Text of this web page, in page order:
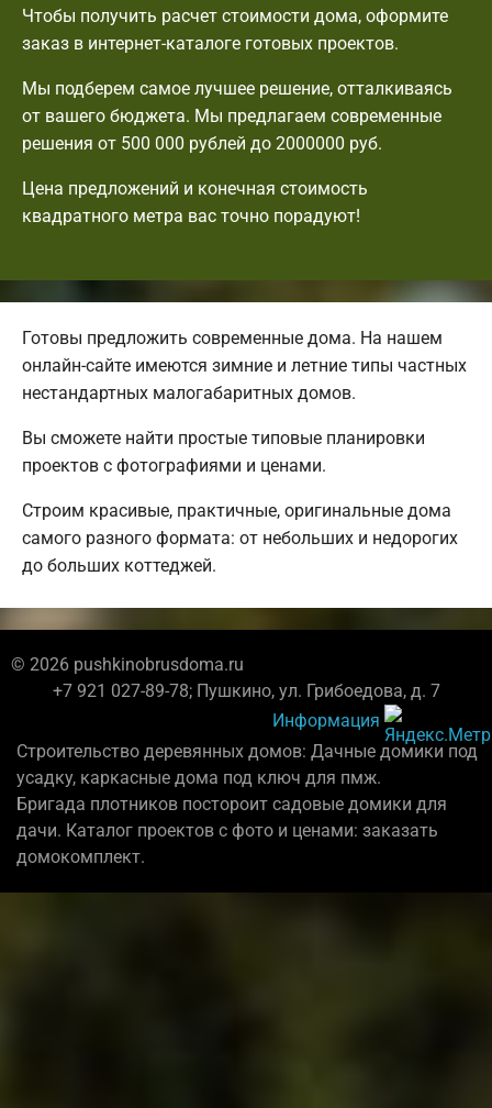
Чтобы получить расчет стоимости дома, оформите
заказ в интернет-каталоге готовых проектов.
Мы подберем самое лучшее решение, отталкиваясь
от вашего бюджета. Мы предлагаем современные
решения от 500 000 рублей до 2000000 руб.
Цена предложений и конечная стоимость
квадратного метра вас точно порадуют!
Готовы предложить современные дома. На нашем
онлайн-сайте имеются зимние и летние типы частных
нестандартных малогабаритных домов.
Вы сможете найти простые типовые планировки
проектов с фотографиями и ценами.
Строим красивые, практичные, оригинальные дома
самого разного формата: от небольших и недорогих
до больших коттеджей.
© 2026 pushkinobrusdoma.ru
+7 921 027-89-78; Пушкино, ул. Грибоедова, д. 7
Информация
Строительство деревянных домов: Дачные домики под
усадку, каркасные дома под ключ для пмж.
Бригада плотников постороит садовые домики для
дачи. Каталог проектов с фото и ценами: заказать
домокомплект.